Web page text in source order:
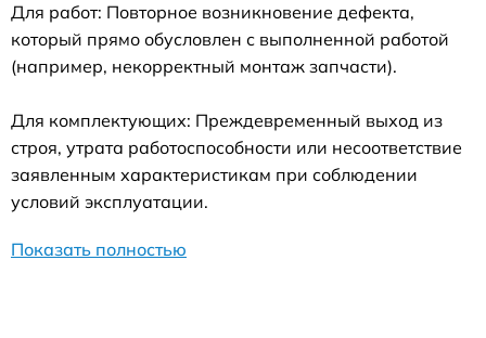
Для работ: Повторное возникновение дефекта,
который прямо обусловлен с выполненной работой
(например, некорректный монтаж запчасти).
Для комплектующих: Преждевременный выход из
строя, утрата работоспособности или несоответствие
заявленным характеристикам при соблюдении
условий эксплуатации.
Показать полностью